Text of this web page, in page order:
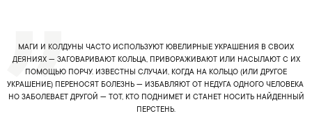
МАГИ И КОЛДУНЫ ЧАСТО ИСПОЛЬЗУЮТ ЮВЕЛИРНЫЕ УКРАШЕНИЯ В СВОИХ
ДЕЯНИЯХ — ЗАГОВАРИВАЮТ КОЛЬЦА, ПРИВОРАЖИВАЮТ ИЛИ НАСЫЛАЮТ С ИХ
ПОМОЩЬЮ ПОРЧУ. ИЗВЕСТНЫ СЛУЧАИ, КОГДА НА КОЛЬЦО (ИЛИ ДРУГОЕ
УКРАШЕНИЕ) ПЕРЕНОСЯТ БОЛЕЗНЬ — ИЗБАВЛЯЮТ ОТ НЕДУГА ОДНОГО ЧЕЛОВЕКА,
НО ЗАБОЛЕВАЕТ ДРУГОЙ — ТОТ, КТО ПОДНИМЕТ И СТАНЕТ НОСИТЬ НАЙДЕННЫЙ
ПЕРСТЕНЬ.